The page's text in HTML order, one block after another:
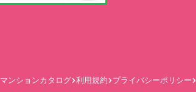
マンションカタログ 利用規約 プライバシーポリシー